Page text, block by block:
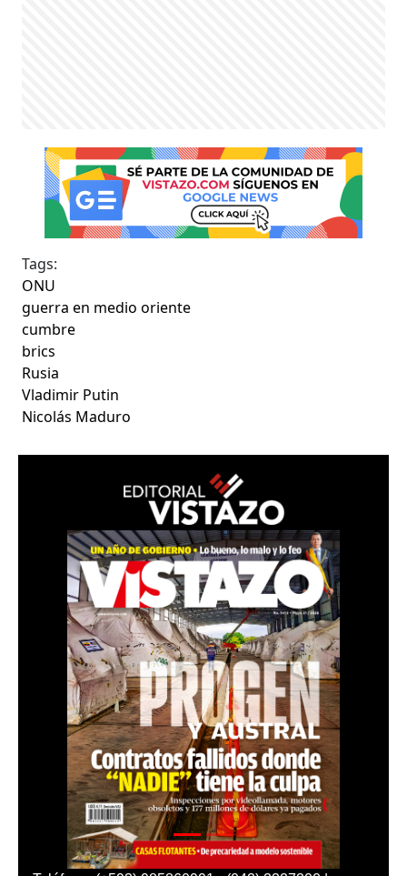
Tags:
ONU
guerra en medio oriente
cumbre
brics
Rusia
Vladimir Putin
Nicolás Maduro